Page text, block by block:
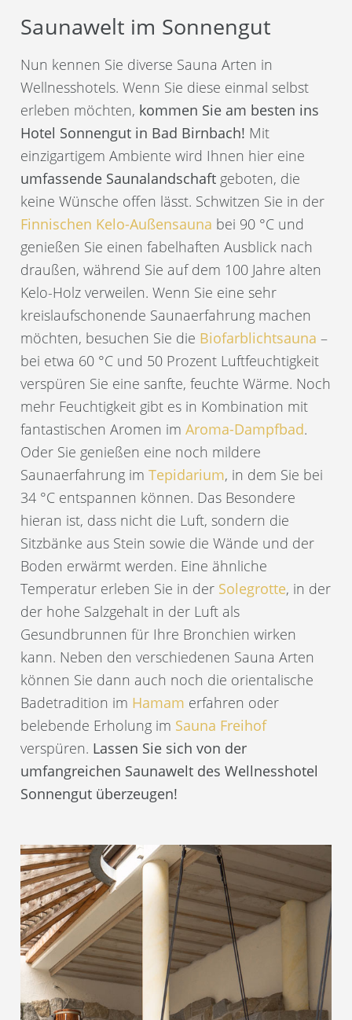
Saunawelt im Sonnengut
Nun kennen Sie diverse Sauna Arten in
Wellnesshotels. Wenn Sie diese einmal selbst
erleben möchten, kommen Sie am besten ins
Hotel Sonnengut in Bad Birnbach! Mit
einzigartigem Ambiente wird Ihnen hier eine
umfassende Saunalandschaft geboten, die
keine Wünsche offen lässt. Schwitzen Sie in der
Finnischen Kelo-Außensauna bei 90 °C und
genießen Sie einen fabelhaften Ausblick nach
draußen, während Sie auf dem 100 Jahre alten
Kelo-Holz verweilen. Wenn Sie eine sehr
kreislaufschonende Saunaerfahrung machen
möchten, besuchen Sie die Biofarblichtsauna –
bei etwa 60 °C und 50 Prozent Luftfeuchtigkeit
verspüren Sie eine sanfte, feuchte Wärme. Noch
mehr Feuchtigkeit gibt es in Kombination mit
fantastischen Aromen imAroma-Dampfbad.
Oder Sie genießen eine noch mildere
Saunaerfahrung imTepidarium, in dem Sie bei
34 °C entspannen können. Das Besondere
hieran ist, dass nicht die Luft, sondern die
Sitzbänke aus Stein sowie die Wände und der
Boden erwärmt werden. Eine ähnliche
Temperatur erleben Sie in der Solegrotte, in der
der hohe Salzgehalt in der Luft als
Gesundbrunnen für Ihre Bronchien wirken
kann. Neben den verschiedenen Sauna Arten
können Sie dann auch noch die orientalische
Badetradition im Hamam erfahren oder
belebende Erholung im Sauna Freihof
verspüren. Lassen Sie sich von der
umfangreichen Saunawelt des Wellnesshotel
Sonnengut überzeugen!